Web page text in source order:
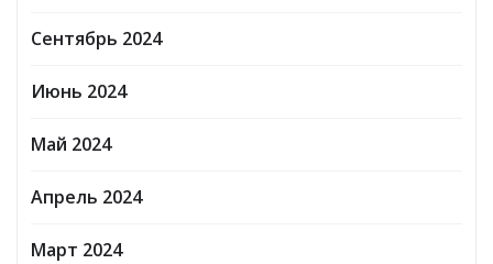
Сентябрь 2024
Июнь 2024
Май 2024
Апрель 2024
Март 2024